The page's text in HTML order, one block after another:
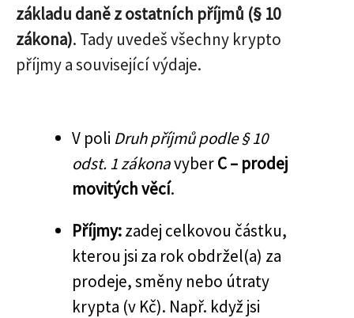
základu daně z ostatních příjmů (§ 10
zákona). Tady uvedeš všechny krypto
příjmy a související výdaje.
V poli Druh příjmů podle § 10
odst. 1 zákonavyberC – prodej
movitých věcí.
Příjmy:zadej celkovou částku,
kterou jsi za rok obdržel(a) za
prodeje, směny nebo útraty
krypta (v Kč). Např. když jsi